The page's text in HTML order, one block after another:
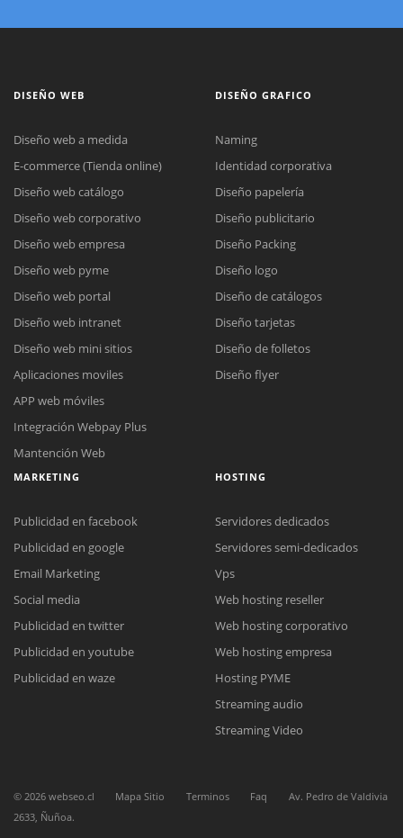
Reunión online
Nuestros ejecutivos le enviarán un correo electrónico con el enlace a
Meet para la reunión online.
Cotización
Chat Online
Todos nuestros ejecutivos están fuera de línea. Complete el formulario
DISEÑO WEB
Diseño web a medida
E-commerce (Tienda online)
Diseño web catálogo
Diseño web corporativo
Diseño web empresa
Diseño web pyme
Diseño web portal
Diseño web intranet
Diseño web mini sitios
Aplicaciones moviles
APP web móviles
Integración Webpay Plus
Mantención Web
DISEÑO GRAFICO
Naming
Identidad corporativa
Diseño papelería
Diseño publicitario
Diseño Packing
Diseño logo
Diseño de catálogos
Diseño tarjetas
Diseño de folletos
Diseño flyer
MARKETING
Publicidad en facebook
Publicidad en google
Email Marketing
Social media
Publicidad en twitter
Publicidad en youtube
Publicidad en waze
HOSTING
Servidores dedicados
Servidores semi-dedicados
Vps
Web hosting reseller
Web hosting corporativo
Web hosting empresa
Hosting PYME
Streaming audio
Streaming Video
© 2026 webseo.cl Mapa Sitio Terminos Faq
Av. Pedro de Valdivia
2633, Ñuñoa.